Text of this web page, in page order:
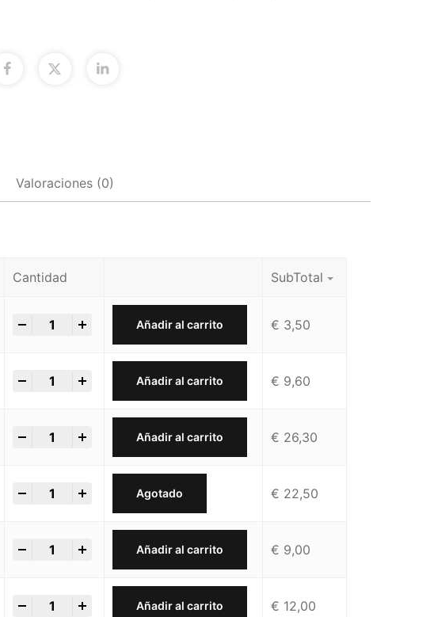
Valoraciones (0)
Cantidad SubTotal
Añadir al carrito € 3,50
Añadir al carrito € 9,60
Añadir al carrito € 26,30
Agotado € 22,50
Añadir al carrito € 9,00
Añadir al carrito € 12,00